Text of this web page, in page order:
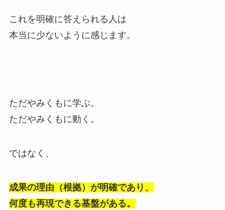
これを明確に答えられる人は
本当に少ないように感じます。
ただやみくもに学ぶ。
ただやみくもに動く。
ではなく、
成果の理由（根拠）が明確であり、
何度も再現できる基盤がある。